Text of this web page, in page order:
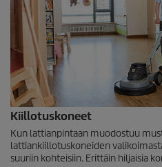
Kiillotuskoneet
Kun lattianpintaan muodostuu
lattiankiillotuskoneiden
suuriin kohteisiin. Erittäin hiljaisia